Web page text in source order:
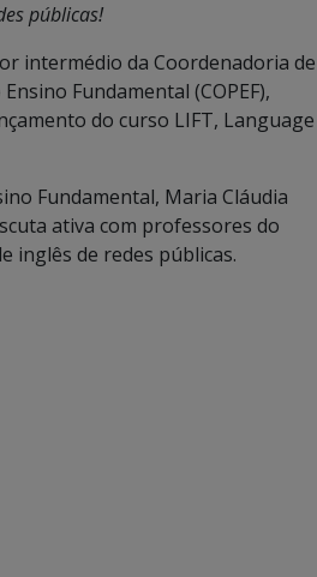
públicas!
intermédio da Coordenadoria de
Fundamental (COPEF),
do curso LIFT, Language
Fundamental, Maria Cláudia
ativa com professores do
inglês de redes públicas.